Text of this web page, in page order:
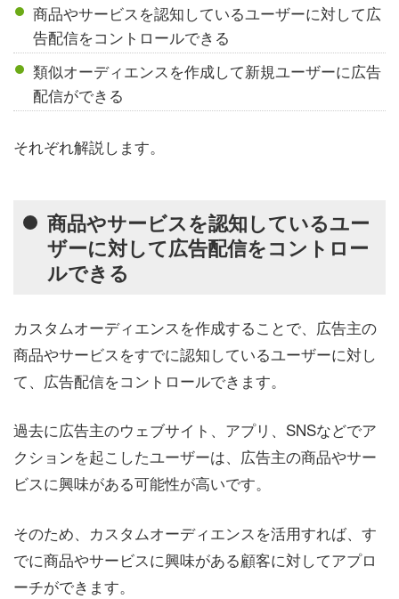
商品やサービスを認知しているユーザーに対して広
告配信をコントロールできる
類似オーディエンスを作成して新規ユーザーに広告
配信ができる
それぞれ解説します。
商品やサービスを認知しているユー
ザーに対して広告配信をコントロー
ルできる
カスタムオーディエンスを作成することで、広告主の
商品やサービスをすでに認知しているユーザーに対し
て、広告配信をコントロールできます。
過去に広告主のウェブサイト、アプリ、SNSなどでア
クションを起こしたユーザーは、広告主の商品やサー
ビスに興味がある可能性が高いです。
そのため、カスタムオーディエンスを活用すれば、す
でに商品やサービスに興味がある顧客に対してアプロ
ーチができます。